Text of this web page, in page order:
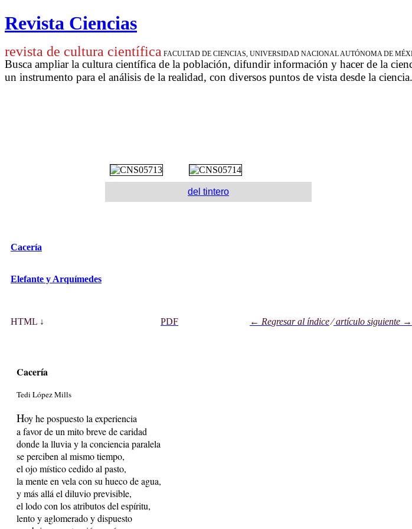
Revista Ciencias
revista de cultura científica FACULTAD DE CIENCIAS, UNIVERSIDAD NACIONAL AUTÓNOMA DE
Busca ampliar la cultura científica de la población, difundir información y hacer de la
un instrumento para el análisis de la realidad, con diversos puntos de vista desde la ciencia.
del tintero
Cacería
Elefante y Arquímedes
HTML ↓ PDF ← Regresar al índice⁄ artículo siguiente →
Cacería
Tedi López Mills
Hoy he pospuesto la experiencia
a favor de un mito breve de caridad
donde la lluvia y la conciencia paralela
se perciben al mismo tiempo,
el ojo místico cedido al pasto,
la mente en vela con su hueco de agua,
y más allá el diluvio previsible,
el lodo con los atributos del espíritu,
lento y aglomerado y dispuesto